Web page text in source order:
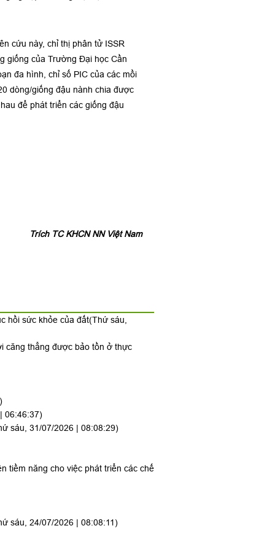
cứu này, chỉ thị phân tử ISSR
giống của Trường Đại học Cần
đa hình, chỉ số PIC của các mồi
dòng/giống đậu nành chia được
để phát triển các giống đậu
Trích TC KHCN NN Việt Nam
hồi sức khỏe của đất(Thứ sáu,
căng thẳng được bảo tồn ở thực
06:46:37)
sáu, 31/07/2026 | 08:08:29)
tiềm năng cho việc phát triển các chế
sáu, 24/07/2026 | 08:08:11)